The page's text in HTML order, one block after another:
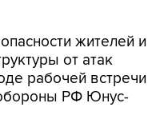
жителей и
от атак
рабочей встречи
РФ Юнус-